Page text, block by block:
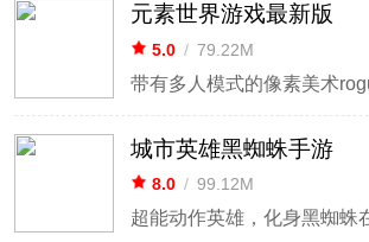
元素世界游戏最新版
5.0 / 79.22M
城市英雄黑蜘蛛手游
8.0 / 99.12M